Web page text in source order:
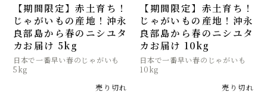
【期間限定】赤土育ち！
じゃがいもの産地！沖永
良部島から春のニシユタ
カお届け 5kg
日本で一番早い春のじゃがいも
5kg
売り切れ
【期間限定】赤土育ち！
じゃがいもの産地！沖永
良部島から春のニシユタ
カお届け 10kg
日本で一番早い春のじゃがいも
10kg
売り切れ